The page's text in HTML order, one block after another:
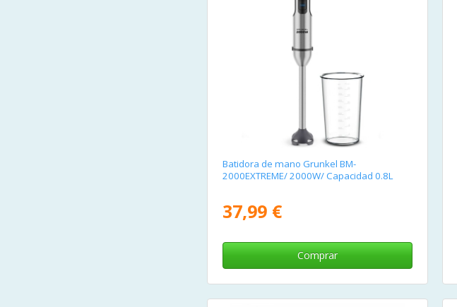
Batidora de mano Grunkel BM-
2000EXTREME/ 2000W/ Capacidad 0.8L
37,99 €
Comprar